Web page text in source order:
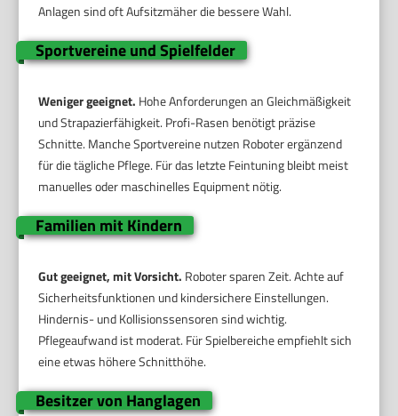
Anlagen sind oft Aufsitzmäher die bessere Wahl.
Sportvereine und Spielfelder
Weniger geeignet. Hohe Anforderungen an Gleichmäßigkeit
und Strapazierfähigkeit. Profi-Rasen benötigt präzise
Schnitte. Manche Sportvereine nutzen Roboter ergänzend
für die tägliche Pflege. Für das letzte Feintuning bleibt meist
manuelles oder maschinelles Equipment nötig.
Familien mit Kindern
Gut geeignet, mit Vorsicht. Roboter sparen Zeit. Achte auf
Sicherheitsfunktionen und kindersichere Einstellungen.
Hindernis- und Kollisionssensoren sind wichtig.
Pflegeaufwand ist moderat. Für Spielbereiche empfiehlt sich
eine etwas höhere Schnitthöhe.
Besitzer von Hanglagen